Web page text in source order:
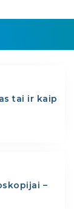
tai ir kaip
–